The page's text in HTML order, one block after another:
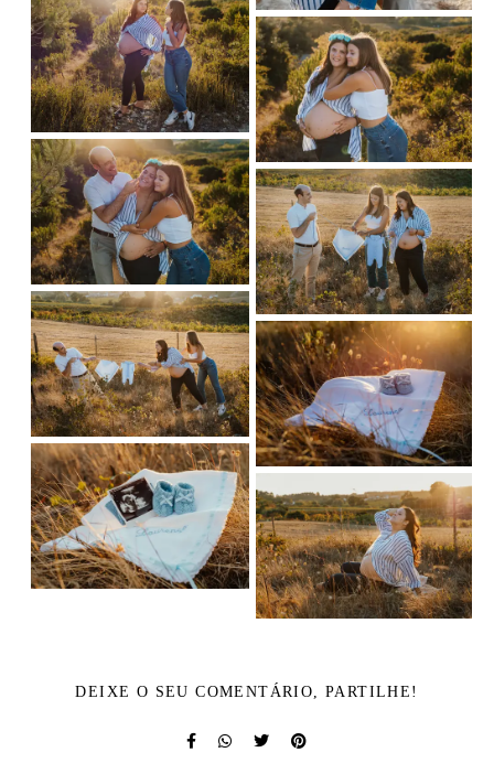
DEIXE O SEU COMENTÁRIO, PARTILHE!